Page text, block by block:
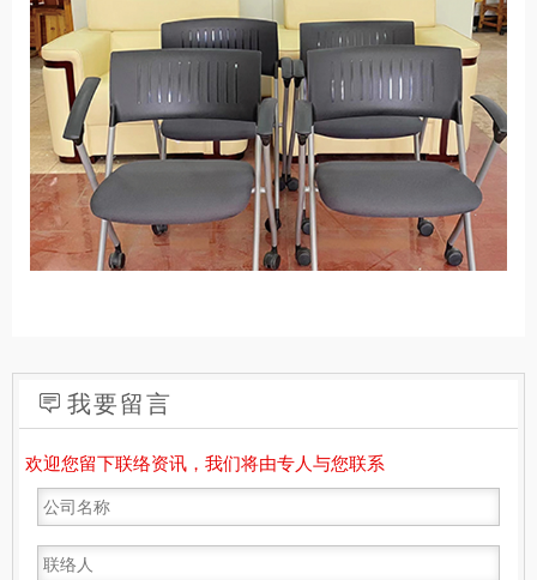
我要留言
欢迎您留下联络资讯，我们将由专人与您联系